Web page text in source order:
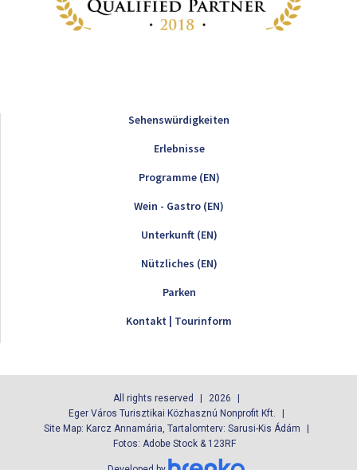
Sehenswürdigkeiten
Erlebnisse
Programme (EN)
Wein - Gastro (EN)
Unterkunft (EN)
Nützliches (EN)
Parken
Kontakt | Tourinform
All rights reserved
2026
Eger Város Turisztikai Közhasznú Nonprofit Kft.
Site Map: Karcz Annamária, Tartalomterv: Sarusi-Kis Ádám
Fotos: Adobe Stock & 123RF